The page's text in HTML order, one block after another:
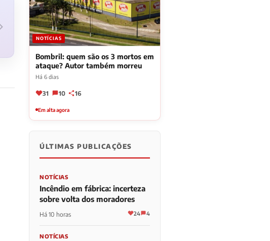
NOTÍCIAS
Bombril: quem são os 3 mortos em
ataque? Autor também morreu
Há 6 dias
31 10 16
Em alta agora
ÚLTIMAS PUBLICAÇÕES
NOTÍCIAS
Incêndio em fábrica: incerteza
sobre volta dos moradores
Há 10 horas 24 4
NOTÍCIAS